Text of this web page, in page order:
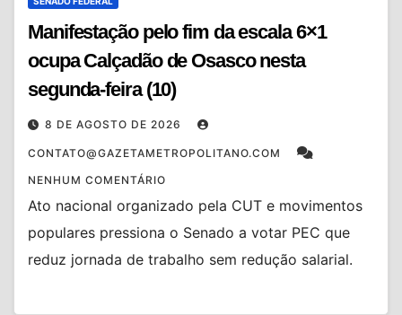
Manifestação pelo fim da escala 6×1
ocupa Calçadão de Osasco nesta
segunda-feira (10)
8 DE AGOSTO DE 2026
CONTATO@GAZETAMETROPOLITANO.COM
NENHUM COMENTÁRIO
Ato nacional organizado pela CUT e movimentos
populares pressiona o Senado a votar PEC que
reduz jornada de trabalho sem redução salarial.